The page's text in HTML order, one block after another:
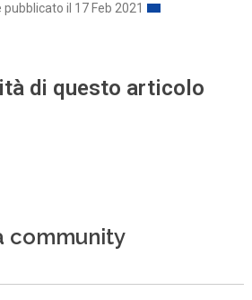
il 17 Feb 2021
di questo articolo
community